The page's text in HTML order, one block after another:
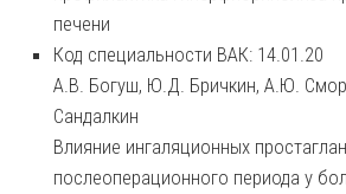
печени
Код специальности ВАК: 14.01.20
А.В. Богуш, Ю.Д. Бричкин, А.Ю.
Сандалкин
Влияние ингаляционных
послеоперационного периода у